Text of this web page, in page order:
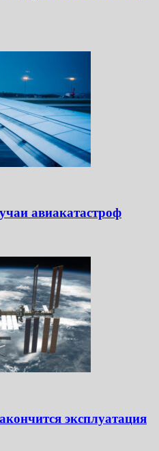
авиакатастроф
эксплуатация